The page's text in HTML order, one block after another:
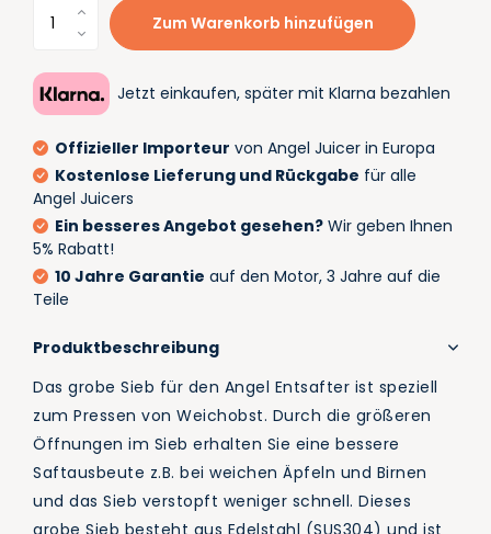
Zum Warenkorb hinzufügen
Jetzt einkaufen, später mit Klarna bezahlen
Offizieller Importeur von Angel Juicer in Europa
Kostenlose Lieferung und Rückgabe für alle
Angel Juicers
Ein besseres Angebot gesehen? Wir geben Ihnen
5% Rabatt!
10 Jahre Garantie auf den Motor, 3 Jahre auf die
Teile
Produktbeschreibung
Das grobe Sieb für den Angel Entsafter ist speziell
zum Pressen von Weichobst. Durch die größeren
Öffnungen im Sieb erhalten Sie eine bessere
Saftausbeute z.B. bei weichen Äpfeln und Birnen
und das Sieb verstopft weniger schnell. Dieses